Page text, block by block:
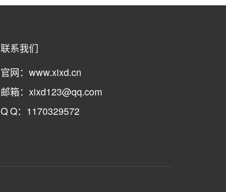
联系我们
官网：www.xixd.cn
邮箱：xixd123@qq.com
Q Q：1170329572